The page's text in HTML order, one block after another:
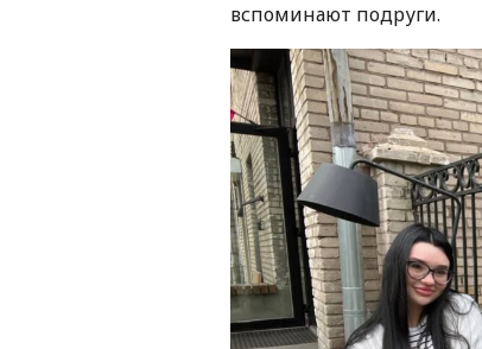
вспоминают подруги.